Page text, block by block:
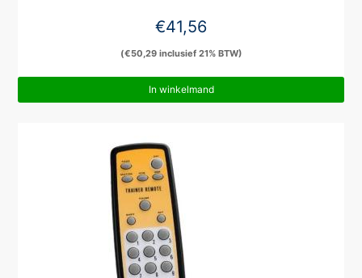
€41,56
(€50,29inclusief 21% BTW)
In winkelmand